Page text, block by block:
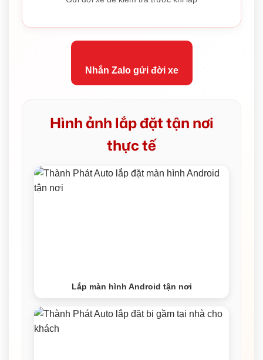
Nhắn Zalo gửi đời xe
Hình ảnh lắp đặt tận nơi
thực tế
Lắp màn hình Android tận nơi